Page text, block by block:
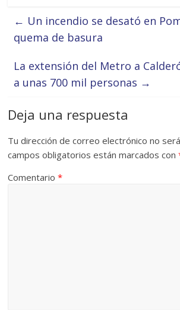
← Un incendio se desató en
quema de basura
La extensión del Metro a
a unas 700 mil personas →
Deja una respuesta
Tu dirección de correo electrónico no
campos obligatorios están marcados con
Comentario*